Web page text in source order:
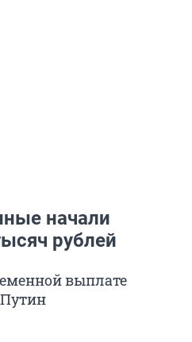
начали
рублей
выплате